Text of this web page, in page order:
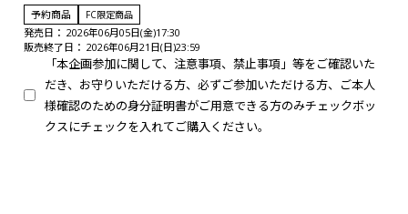
予約商品 FC限定商品
発売日： 2026年06月05日(金)17:30
販売終了日： 2026年06月21日(日)23:59
「本企画参加に関して、注意事項、禁止事項」等をご確認いた
だき、お守りいただける方、必ずご参加いただける方、ご本人
様確認のための身分証明書がご用意できる方のみチェックボッ
クスにチェックを入れてご購入ください。